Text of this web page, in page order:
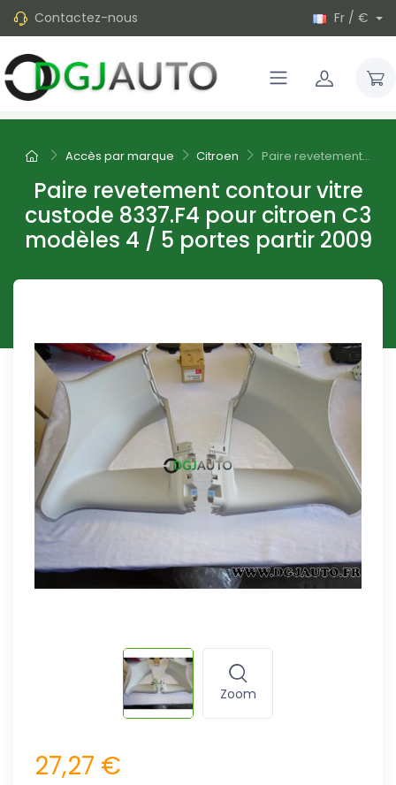
Contactez-nous Fr / €
Accès par marque Citroen Paire revetement...
Paire revetement contour vitre
custode 8337.F4 pour citroen C3
modèles 4 / 5 portes partir 2009
Zoom
27,27 €